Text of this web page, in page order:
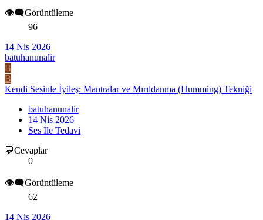
👁️‍🗨️Görüntüleme
96
14 Nis 2026
batuhanunalir
B
B
Kendi Sesinle İyileş: Mantralar ve Mırıldanma (Humming) Tekniği
batuhanunalir
14 Nis 2026
Ses İle Tedavi
💬Cevaplar
0
👁️‍🗨️Görüntüleme
62
14 Nis 2026